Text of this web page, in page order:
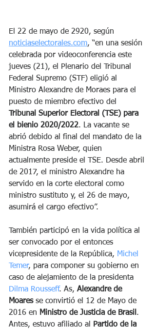
El 22 de mayo de 2920, según
noticiaselectorales.com, “en una sesión
celebrada por videoconferencia este
jueves (21), el Plenario del Tribunal
Federal Supremo (STF) eligió al
Ministro Alexandre de Moraes para el
puesto de miembro efectivo del
Tribunal Superior Electoral (TSE) para
el bienio 2020/2022. La vacante se
abrió debido al final del mandato de la
Ministra Rosa Weber, quien
actualmente preside el TSE. Desde abril
de 2017, el ministro Alexandre ha
servido en la corte electoral como
ministro sustituto y, el 26 de mayo,
asumirá el cargo efectivo”.
También participó en la vida política al
ser convocado por el entonces
vicepresidente de la República, Michel
Temer, para componer su gobierno en
caso de alejamiento de la presidenta
Dilma Rousseff. As, Alexandre de
Moares se convirtió el 12 de Mayo de
2016 en Ministro de Justicia de Brasil .
Antes, estuvo afiliado al
Partido de la